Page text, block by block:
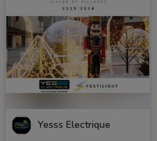
Yesss Electrique